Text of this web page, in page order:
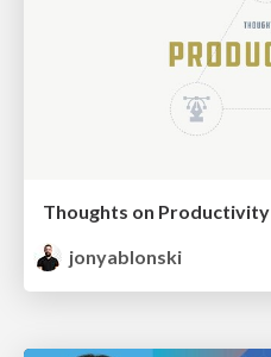
Thoughts on Productivity
jonyablonski